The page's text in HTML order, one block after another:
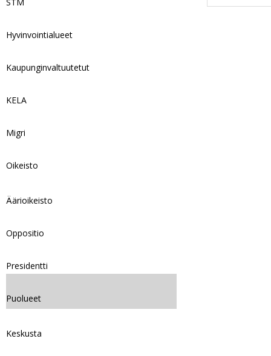
Hyvinvointialueet
Kaupunginvaltuutetut
KELA
Migri
Oikeisto
Äärioikeisto
Oppositio
Presidentti
Puolueet
Keskusta